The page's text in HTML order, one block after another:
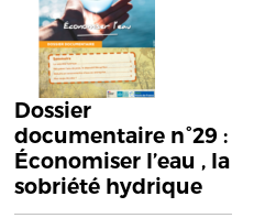
Dossier
documentaire n°29 :
Économiser l’eau , la
sobriété hydrique